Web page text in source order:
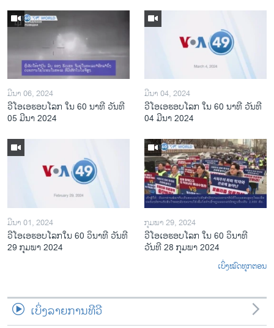
ມີນາ 06, 2024
ວີໂອເອຮອບໂລກ ໃນ 60 ນາທີ ວັນທີ
05 ມີນາ 2024
ມີນາ 04, 2024
ວີໂອເອຮອບໂລກ ໃນ 60 ນາທີ ວັນທີ
04 ມີນາ 2024
ມີນາ 01, 2024
ວີໂອເອຮອບໂລກໃນ 60 ວິນາທີ ວັນທີ
29 ກຸມພາ 2024
ກຸມພາ 29, 2024
ວີໂອເອຮອບໂລກ ໃນ 60 ວິນາທີ
ວັນທີ 28 ກຸມພາ 2024
ເບິ່ງໝົດທຸກຕອນ
ເບິ່ງລາຍການທີວີ